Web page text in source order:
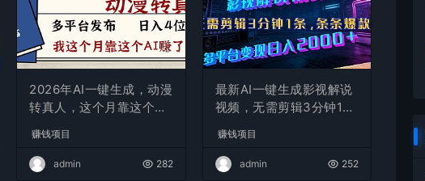
2026年AI一键生成，动漫
转真人，这个月靠这个AI
赚钱项目
admin 282
最新AI一键生成影视解说
视频，无需剪辑3分钟1
现日入2000+
赚钱项目
admin 252